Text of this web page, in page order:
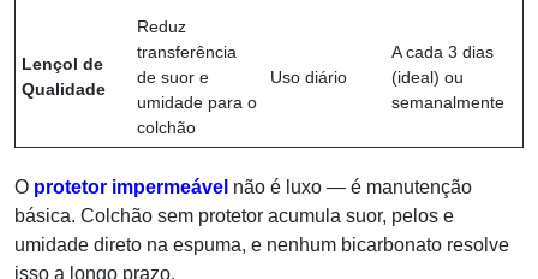
Lençol de
Qualidade
Reduz
transferência
de suor e
umidade para o
colchão
Uso diário
A cada 3 dias
(ideal) ou
semanalmente
O protetor impermeável não é luxo — é manutenção
básica. Colchão sem protetor acumula suor, pelos e
umidade direto na espuma, e nenhum bicarbonato resolve
isso a longo prazo.